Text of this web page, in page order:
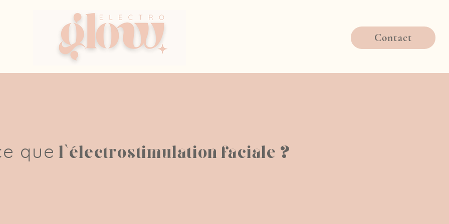
Contact
que l’électrostimulation faciale ?